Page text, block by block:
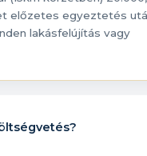
előzetes egyeztetés
lakásfelújítás vagy